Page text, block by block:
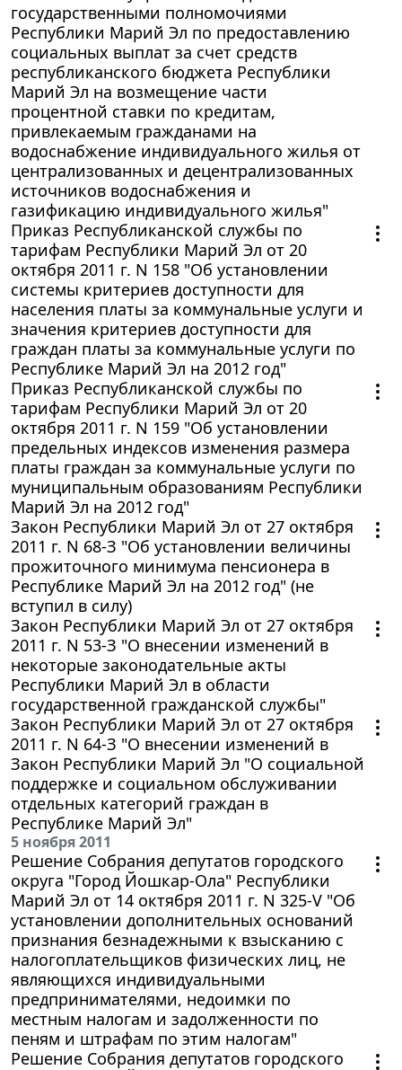
государственными полномочиями
Республики Марий Эл по предоставлению
социальных выплат за счет средств
республиканского бюджета Республики
Марий Эл на возмещение части
процентной ставки по кредитам,
привлекаемым гражданами на
водоснабжение индивидуального жилья от
централизованных и децентрализованных
источников водоснабжения и
газификацию индивидуального жилья"
Приказ Республиканской службы по
тарифам Республики Марий Эл от 20
октября 2011 г. N 158 "Об установлении
системы критериев доступности для
населения платы за коммунальные услуги и
значения критериев доступности для
граждан платы за коммунальные услуги по
Республике Марий Эл на 2012 год"
Приказ Республиканской службы по
тарифам Республики Марий Эл от 20
октября 2011 г. N 159 "Об установлении
предельных индексов изменения размера
платы граждан за коммунальные услуги по
муниципальным образованиям Республики
Марий Эл на 2012 год"
Закон Республики Марий Эл от 27 октября
2011 г. N 68-З "Об установлении величины
прожиточного минимума пенсионера в
Республике Марий Эл на 2012 год" (не
вступил в силу)
Закон Республики Марий Эл от 27 октября
2011 г. N 53-З "О внесении изменений в
некоторые законодательные акты
Республики Марий Эл в области
государственной гражданской службы"
Закон Республики Марий Эл от 27 октября
2011 г. N 64-З "О внесении изменений в
Закон Республики Марий Эл "О социальной
поддержке и социальном обслуживании
отдельных категорий граждан в
Республике Марий Эл"
5 ноября 2011
Решение Собрания депутатов городского
округа "Город Йошкар-Ола" Республики
Марий Эл от 14 октября 2011 г. N 325-V "Об
установлении дополнительных оснований
признания безнадежными к взысканию с
налогоплательщиков физических лиц, не
являющихся индивидуальными
предпринимателями, недоимки по
местным налогам и задолженности по
пеням и штрафам по этим налогам"
Решение Собрания депутатов городского